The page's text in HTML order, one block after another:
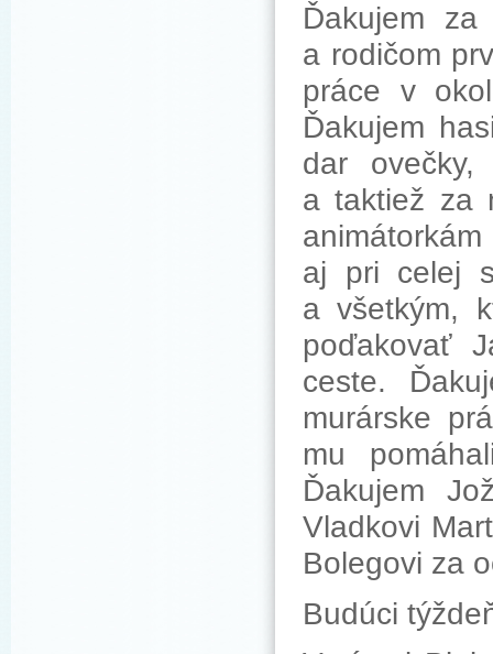
Ďakujem
a rodičom
práce v
Ďakujem
dar ovečky,
a taktiež za
aj pri celej
a všetkým,
poďakovať
ceste.
murárske
mu
Ďakujem
Vladkovi
Bolegovi za
Budúci